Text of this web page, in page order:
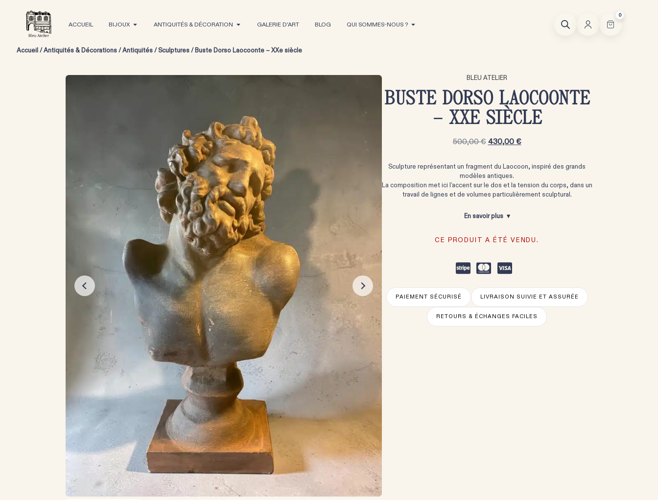
ACCUEIL BIJOUX ANTIQUITÉS & DÉCORATION GALERIE D'ART BLOG QUI SOMMES-NOUS ?
0
Accueil /Antiquités & Décorations/Antiquités/Sculptures/ Buste Dorso Laocoonte – XXe siècle
BLEU ATELIER
BUSTE DORSO LAOCOONTE
– XXE SIÈCLE
500,00€ 430,00 €
Sculpture représentant un fragment du Laocoon, inspiré des grands
modèles antiques.
La composition met ici l’accent sur le dos et la tension du corps, dans un
travail de lignes et de volumes particulièrement sculptural.
En savoir plus
CE PRODUIT A ÉTÉ VENDU.
PAIEMENT SÉCURISÉ LIVRAISON SUIVIE ET ASSURÉE
RETOURS & ÉCHANGES FACILES